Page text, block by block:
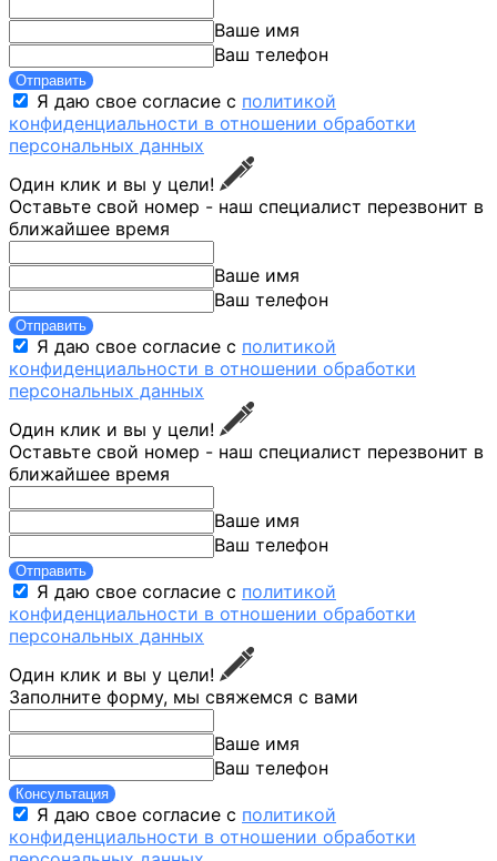
Ваше имя
Ваш телефон
Отправить
Я даю свое согласие с политикой
конфиденциальности в отношении обработки
персональных данных
Один клик и вы у цели!
Оставьте свой номер - наш специалист перезвонит в
ближайшее время
Ваше имя
Ваш телефон
Отправить
Я даю свое согласие с политикой
конфиденциальности в отношении обработки
персональных данных
Один клик и вы у цели!
Оставьте свой номер - наш специалист перезвонит в
ближайшее время
Ваше имя
Ваш телефон
Отправить
Я даю свое согласие с политикой
конфиденциальности в отношении обработки
персональных данных
Один клик и вы у цели!
Заполните форму, мы свяжемся с вами
Ваше имя
Ваш телефон
Консультация
Я даю свое согласие с политикой
конфиденциальности в отношении обработки